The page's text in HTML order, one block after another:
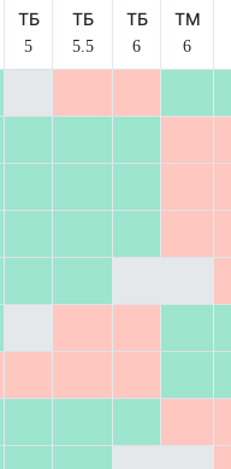
ТБ
5
ТБ
5.5
ТБ
6
ТМ
6